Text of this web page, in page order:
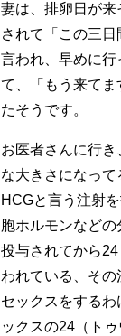
妻は、排卵日が
されて「この三
言われ、早めに行
て、「もう来てま
たそうです。
お医者さんに行
な大きさになっ
HCGと言う注射
胞ホルモンなど
投与されてから
われている、そ
セックスをする
ックスの24（ト